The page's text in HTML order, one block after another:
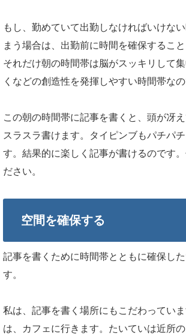
もし、勤めていて出勤しなければいけな
まう場合は、出勤前に時間を確保すること
それだけ朝の時間帯は脳がスッキリして
くなどの創造性を発揮しやすい時間帯なの
この朝の時間帯に記事を書くと、頭が冴
スラスラ書けます。タイピンブもパチパ
す。結果的に楽しく記事が書けるのです
ださい。
空間を確保する
記事を書くために時間帯とともに確保し
す。
私は、記事を書く場所にもこだわってい
は、カフェに行きます。たいていは近所